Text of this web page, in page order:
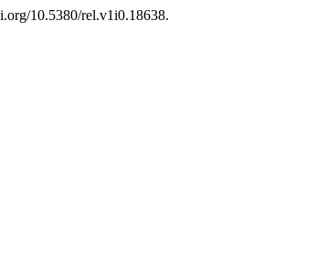
10.5380/rel.v1i0.18638.